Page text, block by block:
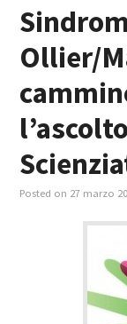
Ollier/
Posted on 27 marzo